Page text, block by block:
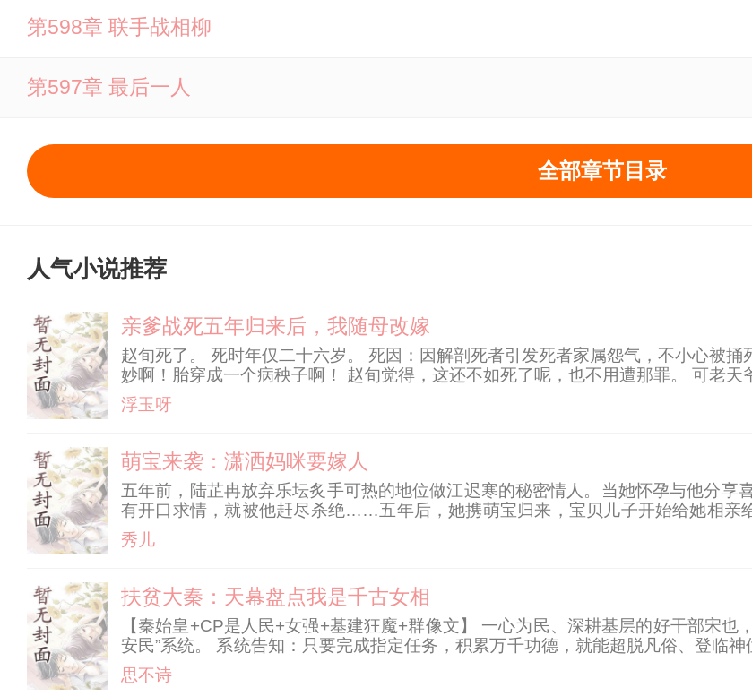
第598章 联手战相柳
第597章 最后一人
全部章节目录
人气小说推荐
亲爹战死五年归来后，我随母改嫁
赵旬死了。 死时年仅二十六岁。 死因：因解剖死者引发死者家属怨气，不小心被
妙啊！胎穿成一个病秧子啊！ 赵旬觉得，这还不如死了呢，也不用遭那罪。 可老
不如赖活着，姑且就活活看吧。 …… 胎穿农家子，亲爹战死沙场，全家只剩寡母和
一个能干的亲
浮玉呀
萌宝来袭：潇洒妈咪要嫁人
五年前，陆芷冉放弃乐坛炙手可热的地位做江迟寒的秘密情人。当她怀孕与他分享
有开口求情，就被他赶尽杀绝……五年后，她携萌宝归来，宝贝儿子开始给她相亲
司，妈咪才不要和上司结婚！”儿子嘟嘴，眨眼，卖萌，“好吧，那就勉为其给你换
着走过来的男人，陆芷冉
秀儿
扶贫大秦：天幕盘点我是千古女相
【秦始皇+CP是人民+女强+基建狂魔+群像文】 一心为民、深耕基层的好干部宋
安民”系统。 系统告知：只要完成指定任务，积累万千功德，就能超脱凡俗、登
沛县。 基层扶贫吗？这她熟啊！ * 就这样，宋也女扮男装，以新县令的身份埋头
宋大人时.
思不诗